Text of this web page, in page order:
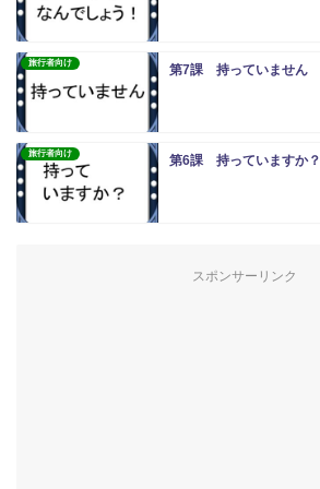
旅行者向け 第7課 持っていません
旅行者向け 第6課 持っていますか？
スポンサーリンク